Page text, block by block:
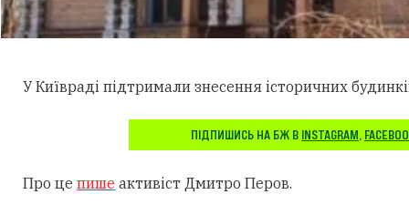
У Київраді підтримали знесення історичних
ПІДПИШИСЬ НА БЖ В INSTAGRAM,
Про це пише активіст Дмитро Перов.